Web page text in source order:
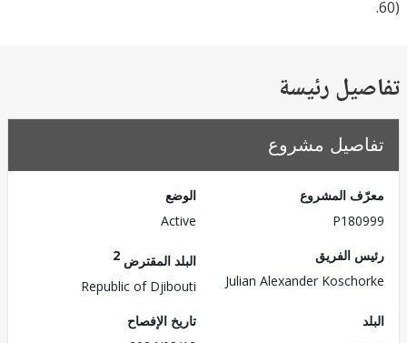
رئيسة
مشروع
المشروع
الفريق
Julian Alexander
البلد المقترض
Republic of Djibouti
تاريخ الإفصاح